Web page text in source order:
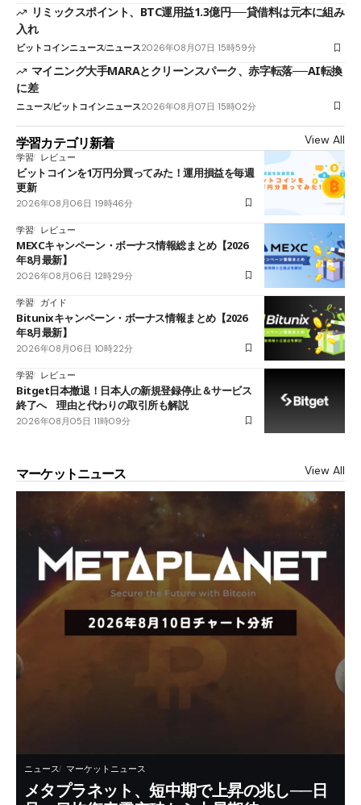
リミックスポイント、BTC運用益1.3億円──貸借料は元本に組み
入れ
ビットコインニュースニュース2026年08月07日 15時59分
マイニング大手MARAとクリーンスパーク、赤字転落──AI転換
に差
ニュースビットコインニュース2026年08月07日 15時02分
学習カテゴリ新着 View All
学習 レビュー
ビットコインを1万円分買ってみた！運用損益を毎週
更新
2026年08月06日 19時46分
学習 レビュー
MEXCキャンペーン・ボーナス情報総まとめ【2026
年8月最新】
2026年08月06日 12時29分
学習 ガイド
Bitunixキャンペーン・ボーナス情報まとめ【2026
年8月最新】
2026年08月06日 10時22分
学習 レビュー
Bitget日本撤退！日本人の新規登録停止＆サービス
終了へ 理由と代わりの取引所も解説
2026年08月05日 11時09分
マーケットニュース View All
ニュース マーケットニュース
メタプラネット、短中期で上昇の兆し──日